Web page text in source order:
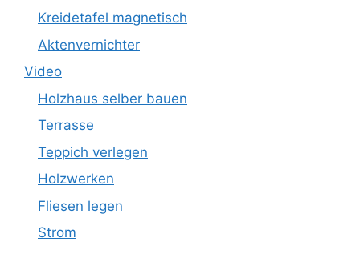
Kreidetafel magnetisch
Aktenvernichter
Video
Holzhaus selber bauen
Terrasse
Teppich verlegen
Holzwerken
Fliesen legen
Strom